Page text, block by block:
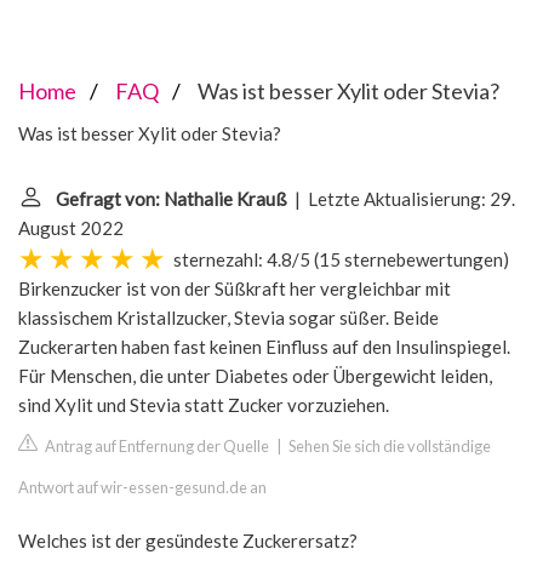
Home FAQ Was ist besser Xylit oder Stevia?
Was ist besser Xylit oder Stevia?
Gefragt von: Nathalie Krauß | Letzte Aktualisierung: 29.
August 2022
sternezahl: 4.8/5 (15 sternebewertungen)
Birkenzucker ist von der Süßkraft her vergleichbar mit
klassischem Kristallzucker, Stevia sogar süßer. Beide
Zuckerarten haben fast keinen Einfluss auf den Insulinspiegel.
Für Menschen, die unter Diabetes oder Übergewicht leiden,
sind Xylit und Stevia statt Zucker vorzuziehen.
Antrag auf Entfernung der Quelle Sehen Sie sich die vollständige
Antwort auf wir-essen-gesund.de an
Welches ist der gesündeste Zuckerersatz?